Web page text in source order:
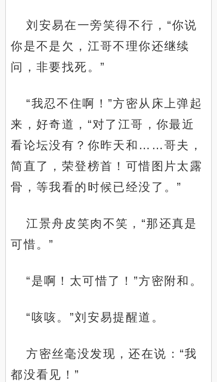
刘安易在一旁笑得不行，“你说
你是不是欠，江哥不理你还继续
问，非要找死。”
“我忍不住啊！”方密从床上弹起
来，好奇道，“对了江哥，你最近
看论坛没有？你昨天和……哥夫，
简直了，荣登榜首！可惜图片太露
骨，等我看的时候已经没了。”
江景舟皮笑肉不笑，“那还真是
可惜。”
“是啊！太可惜了！”方密附和。
“咳咳。”刘安易提醒道。
方密丝毫没发现，还在说：“我
都没看见！”